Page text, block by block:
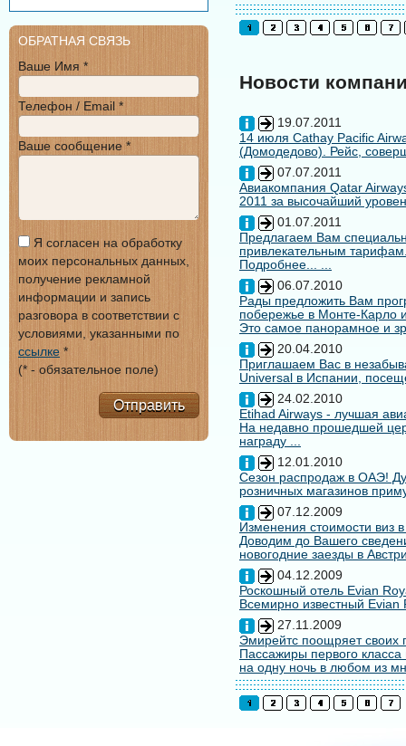
Новости
19.07.2011
14 июля Cathay Pacific
(Домодедово). Рейс,
07.07.2011
Авиакомпания Qatar
2011 за высочайший
01.07.2011
Предлагаем Вам
привлекательным
Подробнее... ...
06.07.2010
Рады предложить Вам
побережье в Монте-Карло
Это самое панорамное и
20.04.2010
Приглашаем Вас в
Universal в Испании,
24.02.2010
Etihad Airways - лучшая
На недавно прошедшей
награду ...
12.01.2010
Сезон распродаж в ОАЭ!
розничных магазинов
07.12.2009
Изменения стоимости виз
Доводим до Вашего
новогодние заезды в
04.12.2009
Роскошный отель Evian
Всемирно известный
27.11.2009
Эмирейтс поощряет своих
Пассажиры первого
на одну ночь в любом из
ОБРАТНАЯ СВЯЗЬ
Ваше Имя *
Телефон / Email *
Ваше сообщение *
Я согласен на обработку
моих персональных данных,
получение рекламной
информации и запись
разговора в соответствии с
условиями, указанными по
ссылке *
(* - обязательное поле)
Отправить